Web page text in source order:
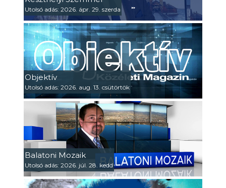
Utolsó adás: 2026. ápr. 29. szerda
Objektív
Utolsó adás: 2026. aug. 13. csütörtök
Balatoni Mozaik
Utolsó adás: 2026. júl. 28. kedd